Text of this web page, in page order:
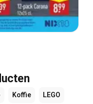
Koffie LEGO